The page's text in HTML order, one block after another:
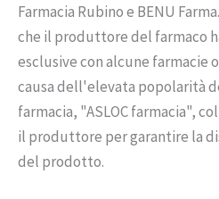
Farmacia Rubino e BENU
che il produttore del farmaco
esclusive con alcune farmacie
causa dell'elevata popolarità
farmacia, "ASLOC farmacia",
il produttore per garantire la
del prodotto.